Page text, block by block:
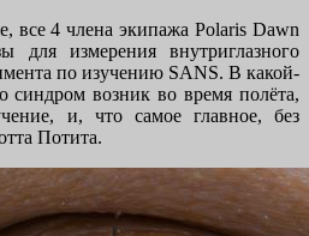
все 4 члена экипажа Polaris Dawn
для измерения внутриглазного
по изучению SANS. В какой-
синдром возник во время полёта,
и, что самое главное, без
Потита.